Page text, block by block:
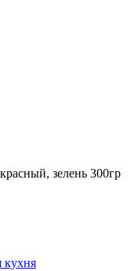
зелень 300гр
кухня